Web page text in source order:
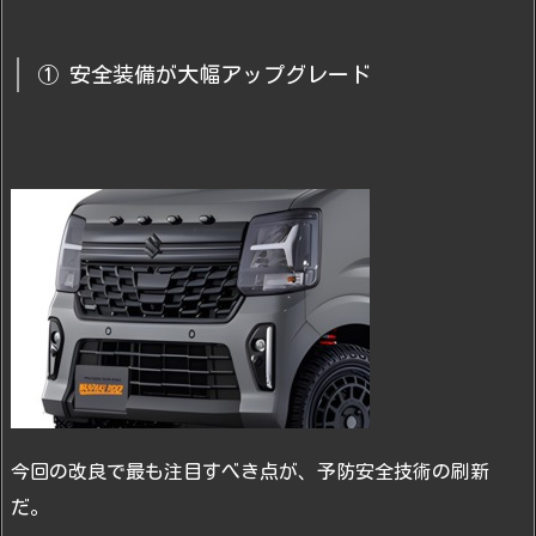
① 安全装備が大幅アップグレード
今回の改良で最も注目すべき点が、予防安全技術の刷新
だ。